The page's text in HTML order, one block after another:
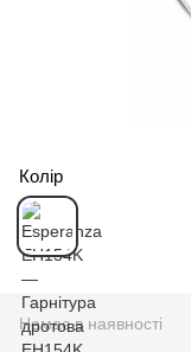
Колір
Немає в наявності